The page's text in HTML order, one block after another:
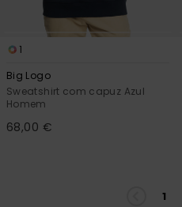
1
Big Logo
Sweatshirt com capuz Azul
Homem
68,00 €
1